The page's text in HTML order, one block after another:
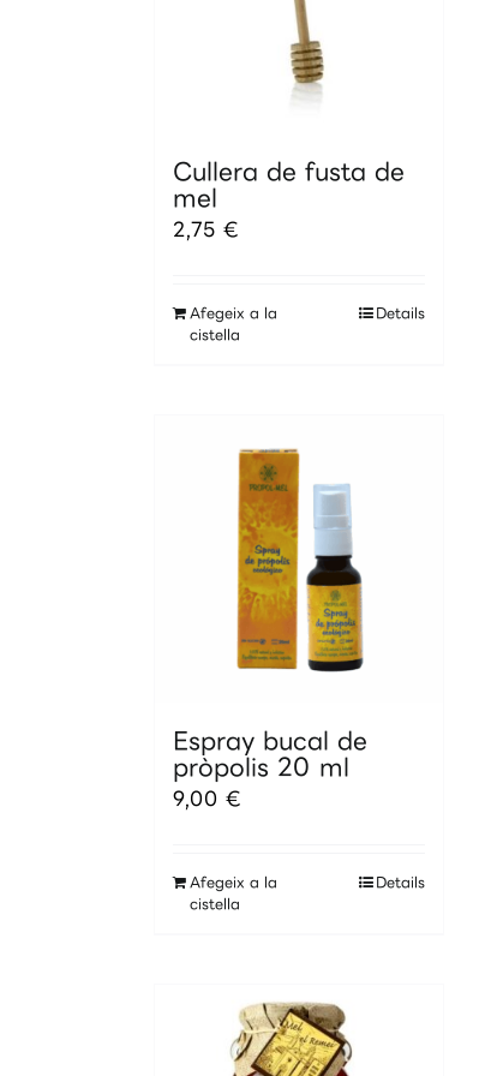
Cullera de fusta de
mel
2,75€
Afegeix a la
cistella
Details
Espray bucal de
pròpolis 20 ml
9,00€
Afegeix a la
cistella
Details